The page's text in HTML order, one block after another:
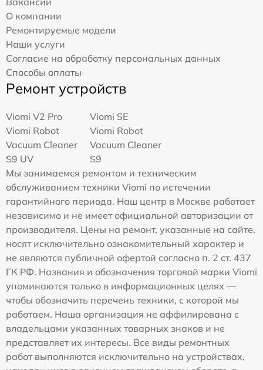
О компании
Ремонтируемые модели
Наши услуги
Согласие на обработку персональных данных
Способы оплаты
Ремонт устройств
Viomi V2 Pro
Viomi SE
Viomi Robot
Vacuum Cleaner
S9 UV
Viomi Robot
Vacuum Cleaner
S9
Мы занимаемся ремонтом и техническим
обслуживанием техники Viomi по истечении
гарантийного периода. Наш центр в Москве работает
независимо и не имеет официальной авторизации от
производителя. Цены на ремонт, указанные на сайте,
носят исключительно ознакомительный характер и
не являются публичной офертой согласно п. 2 ст. 437
ГК РФ. Названия и обозначения торговой марки Viomi
упоминаются только в информационных целях —
чтобы обозначить перечень техники, с которой мы
работаем. Наша организация не аффилирована с
владельцами указанных товарных знаков и не
представляет их интересы. Все виды ремонтных
работ выполняются исключительно на устройствах,